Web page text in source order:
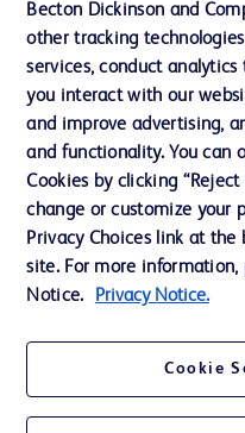
Neuigkeiten, Medien und Blogs
Support
AGB
Kontaktieren Sie uns
Cookie-Einstellungen
Nutzungsbedingungen
Becton Dickinson and
other tracking
services, conduct
you interact with our
and improve advertising,
and functionality. You can
Cookies by clicking
change or customize your
Privacy Choices link at
site. For more information,
Notice.
Privacy Notice.
Cookie